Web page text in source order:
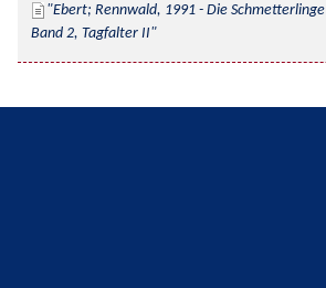
Ebert; Rennwald, 1991 - Die
Band 2, Tagfalter II